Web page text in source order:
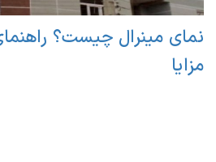
نمای مینرال چیست؟
مزایا